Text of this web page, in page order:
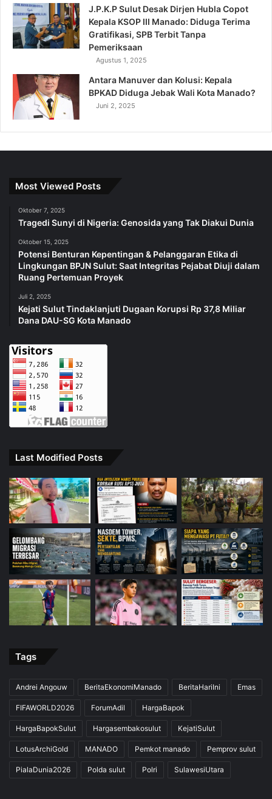
J.P.K.P Sulut Desak Dirjen Hubla Copot
Kepala KSOP III Manado: Diduga Terima
Gratifikasi, SPB Terbit Tanpa
Pemeriksaan
Agustus 1, 2025
Antara Manuver dan Kolusi: Kepala
BPKAD Diduga Jebak Wali Kota Manado?
Juni 2, 2025
Most Viewed Posts
Oktober 7, 2025
Tragedi Sunyi di Nigeria: Genosida yang Tak Diakui Dunia
Oktober 15, 2025
Potensi Benturan Kepentingan & Pelanggaran Etika di
Lingkungan BPJN Sulut: Saat Integritas Pejabat Diuji dalam
Ruang Pertemuan Proyek
Juli 2, 2025
Kejati Sulut Tindaklanjuti Dugaan Korupsi Rp 37,8 Miliar
Dana DAU-SG Kota Manado
Last Modified Posts
Tags
Andrei Angouw BeritaEkonomiManado BeritaHariIni Emas
FIFAWORLD2026 ForumAdil HargaBapok
HargaBapokSulut Hargasembakosulut KejatiSulut
LotusArchiGold MANADO Pemkot manado Pemprov sulut
PialaDunia2026 Polda sulut Polri SulawesiUtara